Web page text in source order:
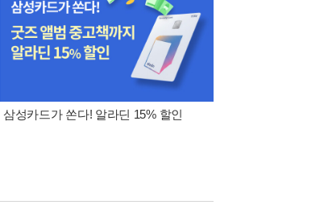
삼성카드가 쏜다! 알라딘 15% 할인